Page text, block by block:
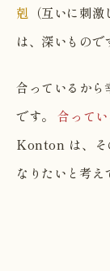
剋 （互いに刺
は、深いもので
合っているか
です。合って
Konton は、そ
なりたいと考え